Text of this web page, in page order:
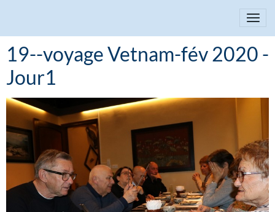
19--voyage Vetnam-fév 2020 -
Jour1